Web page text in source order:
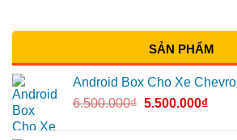
SẢN PHẨM
Android Box Cho Xe
6.500.000₫ 5.500.000₫